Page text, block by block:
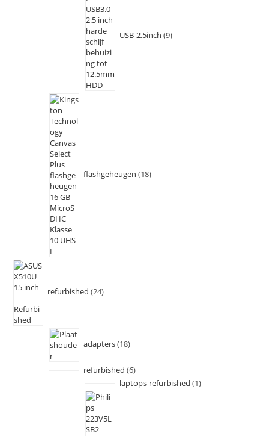
USB-2.5inch 9
flashgeheugen 18
refurbished 24
adapters 18
refurbished 6
laptops-refurbished 1